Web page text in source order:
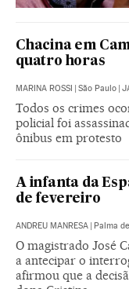
Chacina em
quatro horas
MARINA ROSSI São Paulo
Todos os crimes
policial foi
ônibus em protesto
A infanta da
de fevereiro
ANDREU MANRESA Palma
O magistrado José
a antecipar o
afirmou que a